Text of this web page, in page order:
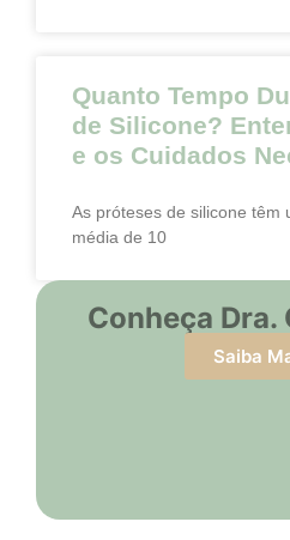
Quanto Tempo
de Silicone?
e os Cuidados
As próteses de silicone têm
média de 10
Conheça Dra.
Saiba